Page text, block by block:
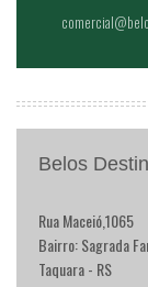
Belos
Rua Maceió,1065
Bairro: Sagrada
Taquara - RS